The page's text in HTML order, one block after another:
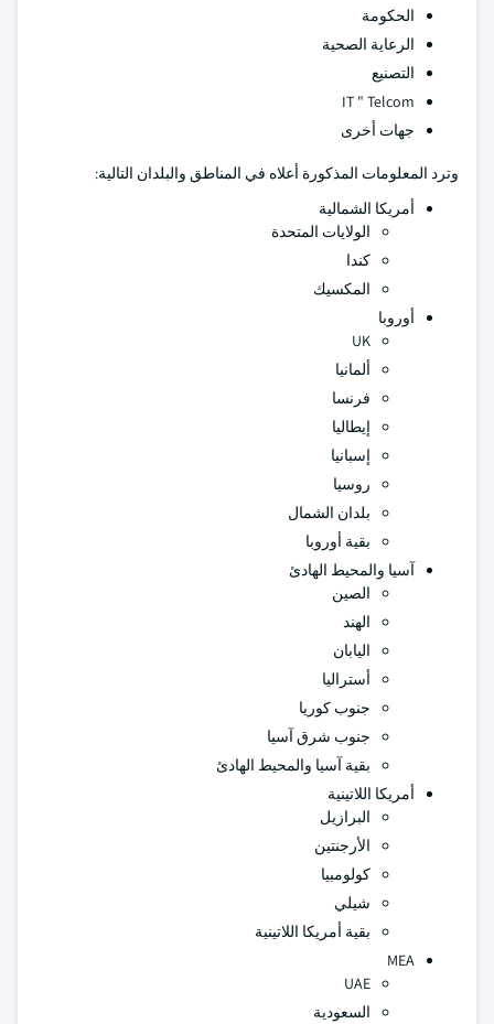
الحكومة
الرعاية الصحية
التصنيع
IT " Telcom
جهات أخرى
وترد المعلومات المذكورة أعلاه في المناطق والبلدان التالية:
أمريكا الشمالية
الولايات المتحدة
كندا
المكسيك
أوروبا
UK
ألمانيا
فرنسا
إيطاليا
إسبانيا
روسيا
بلدان الشمال
بقية أوروبا
آسيا والمحيط الهادئ
الصين
الهند
اليابان
أستراليا
جنوب كوريا
جنوب شرق آسيا
بقية آسيا والمحيط الهادئ
أمريكا اللاتينية
البرازيل
الأرجنتين
كولومبيا
شيلي
بقية أمريكا اللاتينية
MEA
UAE
السعودية